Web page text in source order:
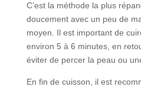
C’est la méthode la plus
doucement avec un peu de
moyen. Il est important de
environ 5 à 6 minutes, en
éviter de percer la peau ou
En fin de cuisson, il est